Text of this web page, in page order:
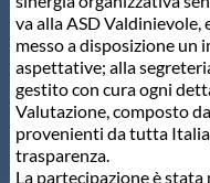
GUG
Scuole Nuoto
Propaganda
va alla ASD Valdinievole,
messo a disposizione un
aspettative; alla
gestito con cura ogni
Valutazione, composto
provenienti da tutta
trasparenza.
La partecipazione è stata